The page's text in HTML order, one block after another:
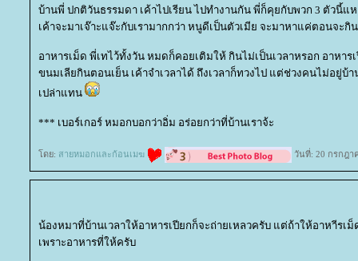
บ้านพี่ ปกติวันธรรมดา เค้าไปเรียน ไปทำงานกัน พี่ก็คุยกับพวก 3 ตัวนี้แ
เค้าจะมาเจ๊าะแจ๊ะกับเรามากกว่า หนูดีเป็นตัวเมีย จะมาหาแค่ตอนจะกิ
อาหารเม็ด พี่เทไว้ทั้งวัน หมดก็คอยเติมให้ กินไม่เป็นเวลาหรอก อาหาร
ขนมเลียกินตอนเย็น เค้าจำเวลาได้ ถึงเวลาก็ทวงไป แต่ช่วงคนไม่อยู่บ้
เปล่าแทน
*** เบอร์เกอร์ หมอกบอกว่าอิ่ม อร่อยกว่าที่บ้านเราจ้ะ
ดย: สายหมอกและก้อนเมฆ วันที่: 20 กรกฎา
น้องหมาที่บ้านเวลาให้อาหารเปียกก็จะถ่ายเหลวครับ แต่ถ้าให้อาหาีรเ
เพราะอาหารที่ให้ครับ